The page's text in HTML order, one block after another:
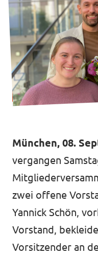
Mitmachen
Transparenz
Datenschutz
München, 08.
vergangen
zwei offene
Yannick Schön,
Vorstand,
Vorsitzender an